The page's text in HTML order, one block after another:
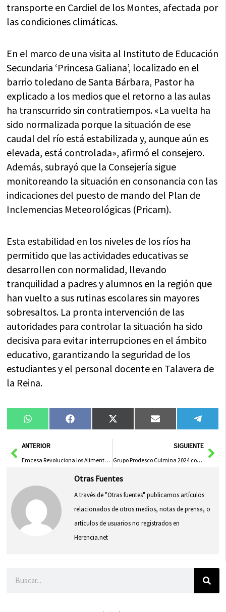
transporte en Cardiel de los Montes, afectada por
las condiciones climáticas.
En el marco de una visita al Instituto de Educación
Secundaria ‘Princesa Galiana’, localizado en el
barrio toledano de Santa Bárbara, Pastor ha
explicado a los medios que el retorno a las aulas
ha transcurrido sin contratiempos. «La vuelta ha
sido normalizada porque la situación de ese
caudal del río está estabilizada y, aunque aún es
elevada, está controlada», afirmó el consejero.
Además, subrayó que la Consejería sigue
monitoreando la situación en consonancia con las
indicaciones del puesto de mando del Plan de
Inclemencias Meteorológicas (Pricam).
Esta estabilidad en los niveles de los ríos ha
permitido que las actividades educativas se
desarrollen con normalidad, llevando
tranquilidad a padres y alumnos en la región que
han vuelto a sus rutinas escolares sin mayores
sobresaltos. La pronta intervención de las
autoridades para controlar la situación ha sido
decisiva para evitar interrupciones en el ámbito
educativo, garantizando la seguridad de los
estudiantes y el personal docente en Talavera de
la Reina.
Compartir
en
WhatsAppCompartir
en
FacebookCompartir
en
X
(Twitter)
Compartir
en
Email
en
AntANTERIOR
Emcesa Revoluciona los Alimentos Funcionales Combinando Sabor y Salud
SIGUIENTE
Grupo Prodesco Culmina 2024 con Crecimiento Récord y Fortalece Integración de Abarrotes para Expansión Global
Otras Fuentes
A través de "Otras fuentes" publicamos artículos
relacionados de otros medios, notas de prensa, o
artículos de usuarios no registrados en
Herencia.net